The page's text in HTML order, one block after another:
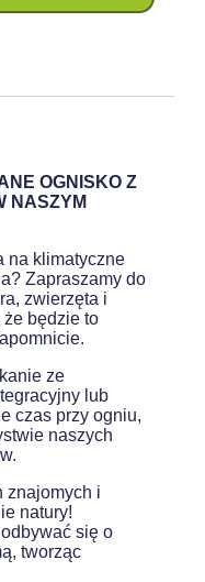
OGNISKO Z
NASZYM
na klimatyczne
Zapraszamy do
zwierzęta i
będzie to
ze
lub
czas przy ogniu,
naszych
znajomych i
natury!
się o
tworząc